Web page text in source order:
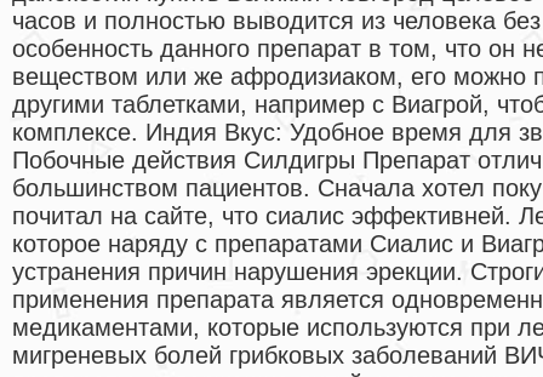
часов и полностью выводится из человека
особенность данного препарат в том, что он
веществом или же афродизиаком, его можно
другими таблетками, например с Виагрой,
комплексе. Индия Вкус: Удобное время для
Побочные действия Силдигры Препарат
большинством пациентов. Сначала хотел
почитал на сайте, что сиалис эффективней.
которое наряду с препаратами Сиалис и
устранения причин нарушения эрекции.
применения препарата является
медикаментами, которые используются при
мигреневых болей грибковых заболеваний